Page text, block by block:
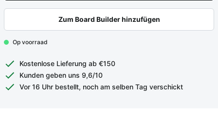
Zum Board Builder hinzufügen
Op voorraad
Kostenlose Lieferung ab €150
Kunden geben uns 9,6/10
Vor 16 Uhr bestellt, noch am selben Tag verschickt